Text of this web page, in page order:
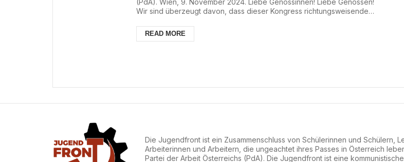
Wir sind überzeugt davon, dass dieser Kongress richtungsweisende
der Stärkung unseres Verbandes darstellen wird. Ich darf nun im
Namen der Zentralen Leitung über die politischen Entwicklu...
READ MORE
Die Jugendfront ist ein Zusammenschluss von Schülerinnen und Schülern,
Arbeiterinnen und Arbeitern, die ungeachtet ihres Passes in Österreich
Partei der Arbeit Österreichs (PdA). Die Jugendfront ist eine